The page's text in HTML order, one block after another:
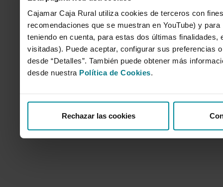
Cajamar Caja Rural utiliza cookies de terceros con
recomendaciones que se muestran en YouTube) y
teniendo en cuenta, para estas dos últimas
visitadas). Puede aceptar, configurar sus preferencias
desde “Detalles”. También puede obtener más
desde nuestra Política de Cookies.
Rechazar las cookies